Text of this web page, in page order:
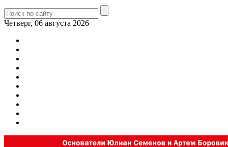
Четверг, 06 августа 2026